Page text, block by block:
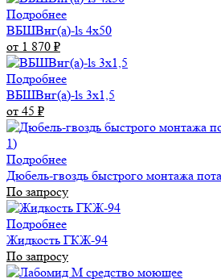
Подробнее
ВБШВнг(а)-ls 4x50
от 1 870 ₽
Подробнее
ВБШВнг(а)-ls 3х1,5
от 45 ₽
Подробнее
Дюбель-гвоздь быстрого монтажа
По запросу
Подробнее
Жидкость ГКЖ-94
По запросу